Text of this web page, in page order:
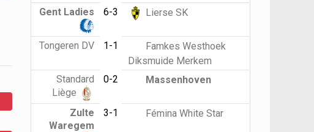
Gent Ladies 6-3 Lierse SK
Tongeren DV 1-1
Famkes Westhoek
Diksmuide Merkem
Standard
Liège
0-2 Massenhoven
Zulte
Waregem
3-1 Fémina White Star